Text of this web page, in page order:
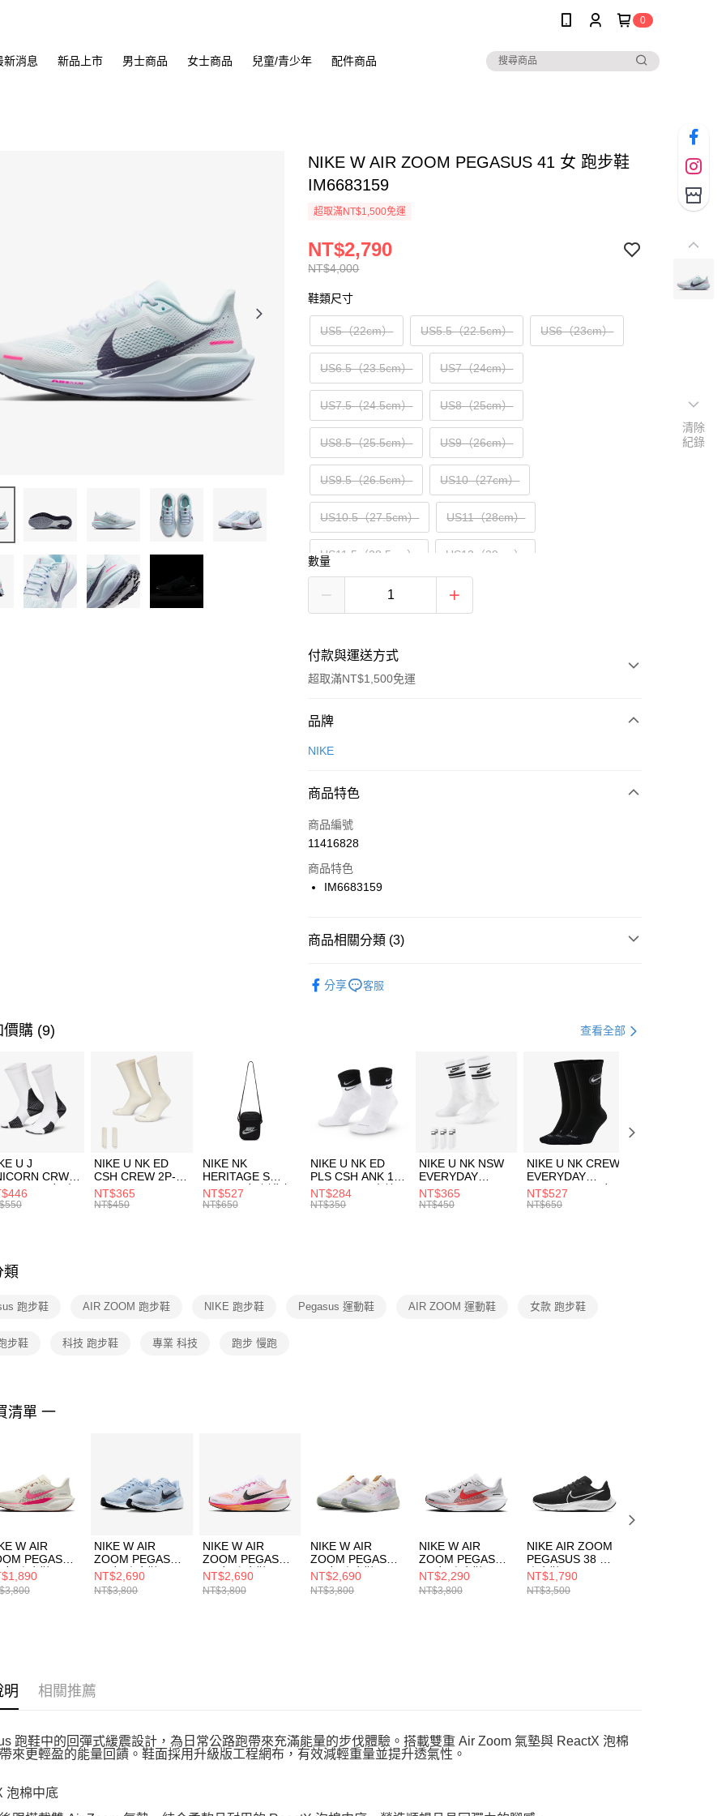
0
新消息 新品上市 男士商品 女士商品 兒童/青少年 配件商品
NIKE W AIR ZOOM PEGASUS 41 女 跑步鞋
IM6683159
超取滿NT$1,500免運
NT$4,000
NT$2,790
鞋類尺寸
US5（22cm） US5.5（22.5cm） US6（23cm）
US6.5（23.5cm） US7（24cm）
US7.5（24.5cm） US8（25cm）
US8.5（25.5cm） US9（26cm）
US9.5（26.5cm） US10（27cm）
US10.5（27.5cm） US11（28cm）
US11.5（28.5cm） US12（29cm）
數量
付款與運送方式
超取滿NT$1,500免運
付款方式
信用卡一次付款
合作金庫商業銀行
華南商業銀行
上海商業儲蓄銀行
國泰世華商業銀行
聯邦商業銀行
台新國際商業銀行
LINE Pay
Apple Pay
【關於「AFTEE先享後付」】
３．安心：先確認商品／服務後，再付款。
【「AFTEE先享後付」結帳流程】
１．於結帳方式選擇「AFTEE先享後付」後，將跳轉至「AFTEE先享後
付」結帳頁面，進行簡訊認證並確認金額後，即可完成結帳。
２．訂單成立數日內，您將收到繳費通知簡訊。
３．收到繳費通知簡訊後14天內，點擊此簡訊中的連結，可透過四大超商
／ATM／網路銀行／等多元方式進行付款，方視為交易完成。
※ 請注意：結帳手續完成當下不需立刻繳費，但若您需要取消訂單，請聯
絡購買商品的店家。未經商家同意取消之訂單仍視為有效，需透過AFTEE
先享後付繳納相關費用。
１．透過由恩沛科技股份有限公司提供之「AFTEE先享後付」服務完成之
交易，需依本服務之必要範圍內提供個人資料，並將交易相關給付款項請
形，恩沛科技股份有限公司將有權停止該用戶之使用額度並採取法律行
動。
每筆NT$100，滿NT$1,500(含以上)免運費
每筆NT$100，滿NT$1,500(含以上)免運費
付款後門市自取
每筆NT$100，滿NT$1,500(含以上)免運費
品牌
NIKE
商品特色
商品編號
11416828
商品特色
IM6683159
商品相關分類 (3)
分享 客服
價購 (9) 查看全部
U J
CRW
-160 男女 中
FZ3393100
NIKE U NK ED
CSH CREW 2P-
144 EMBRDY 男
女 短統襪
NT$365
NT$450
NIKE NK
HERITAGE S
SMIT 男女 側背包
BA5871010
NT$527
NT$650
NIKE U NK ED
PLS CSH ANK 1P
144 DBL 男 中統
襪 DH4058104
NT$284
NT$350
NIKE U NK NSW
EVERYDAY
ESSENTIAL CR
男女 短統襪
NT$365
NT$450
NIKE U NK CREW
EVERYDAY
BBALL 3PR 男女
長統襪
NT$527
NT$650
類
跑步鞋 AIR ZOOM 跑步鞋 NIKE 跑步鞋 Pegasus 運動鞋 AIR ZOOM 運動鞋 女款 跑步鞋
步鞋 科技 跑步鞋 專業 科技 跑步 慢跑
清單 一
W AIR
PEGASUS
跑步鞋
NIKE W AIR
ZOOM PEGASUS
41 女 跑步鞋
FD2723404
NT$2,690
NT$3,800
NIKE W AIR
ZOOM PEGASUS
41 女 跑步鞋
FD2723120
NT$2,690
NT$3,800
NIKE W AIR
ZOOM PEGASUS
41 女 跑步鞋
IB8882161
NT$2,690
NT$3,800
NIKE W AIR
ZOOM PEGASUS
41 女 跑步鞋
FD2723109
NT$2,290
NT$3,800
NIKE AIR ZOOM
PEGASUS 38 男
跑步鞋
CW7356002
NT$1,790
NT$3,500
明 相關推薦
跑鞋中的回彈式緩震設計，為日常公路跑帶來充滿能量的步伐體驗。搭載雙重 Air Zoom 氣墊與 ReactX 泡棉
來更輕盈的能量回饋。鞋面採用升級版工程網布，有效減輕重量並提升透氣性。
泡棉中底
清除
紀錄